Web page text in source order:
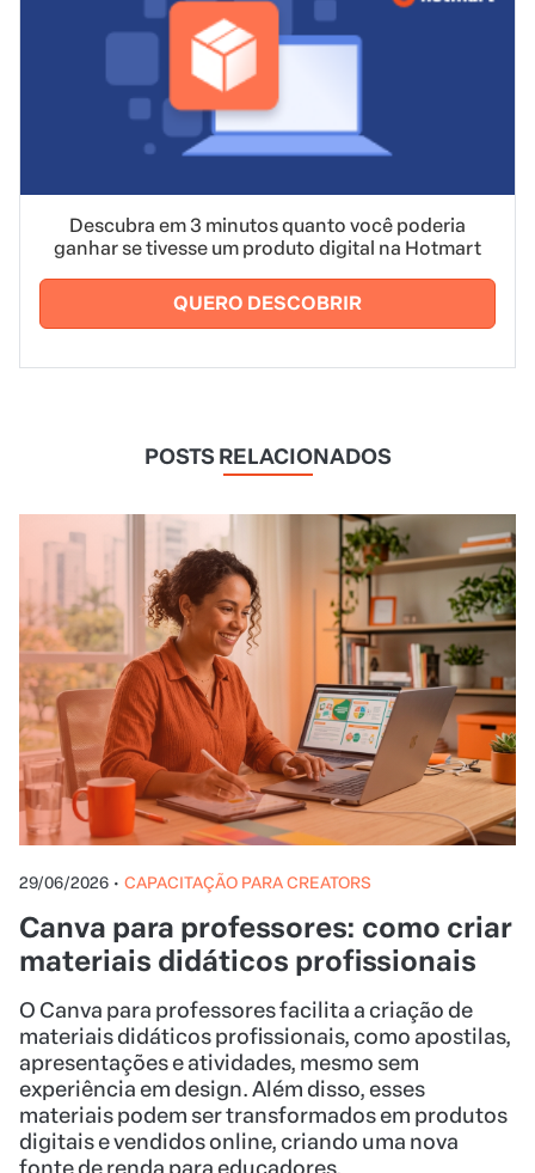
Descubra em 3 minutos quanto você poderia
ganhar se tivesse um produto digital na Hotmart
QUERO DESCOBRIR
POSTS RELACIONADOS
29/06/2026 • CAPACITAÇÃO PARA CREATORS
Canva para professores: como criar
materiais didáticos profissionais
O Canva para professores facilita a criação de
materiais didáticos profissionais, como apostilas,
apresentações e atividades, mesmo sem
experiência em design. Além disso, esses
materiais podem ser transformados em produtos
digitais e vendidos online, criando uma nova